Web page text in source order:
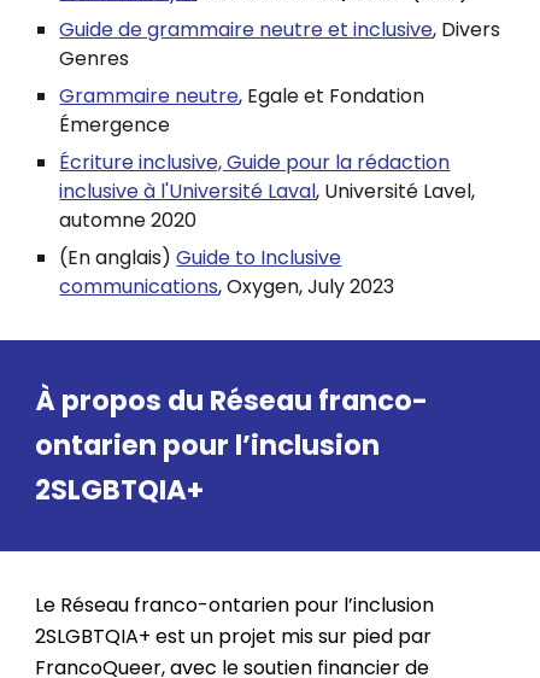
Guide de grammaire neutre et inclusive, Divers
Genres
Grammaire neutre, Egale et Fondation
Émergence
Écriture inclusive, Guide pour la rédaction
inclusive à l'Université Laval, Université Lavel,
automne 2020
(En anglais)Guide to Inclusive
communications, Oxygen, July 2023
À propos du Réseau franco-
ontarien pour l’inclusion
2SLGBTQIA+
Le Réseau franco-ontarien pour l’inclusion
2SLGBTQIA+ est un projet mis sur pied par
FrancoQueer, avec le soutien financier de